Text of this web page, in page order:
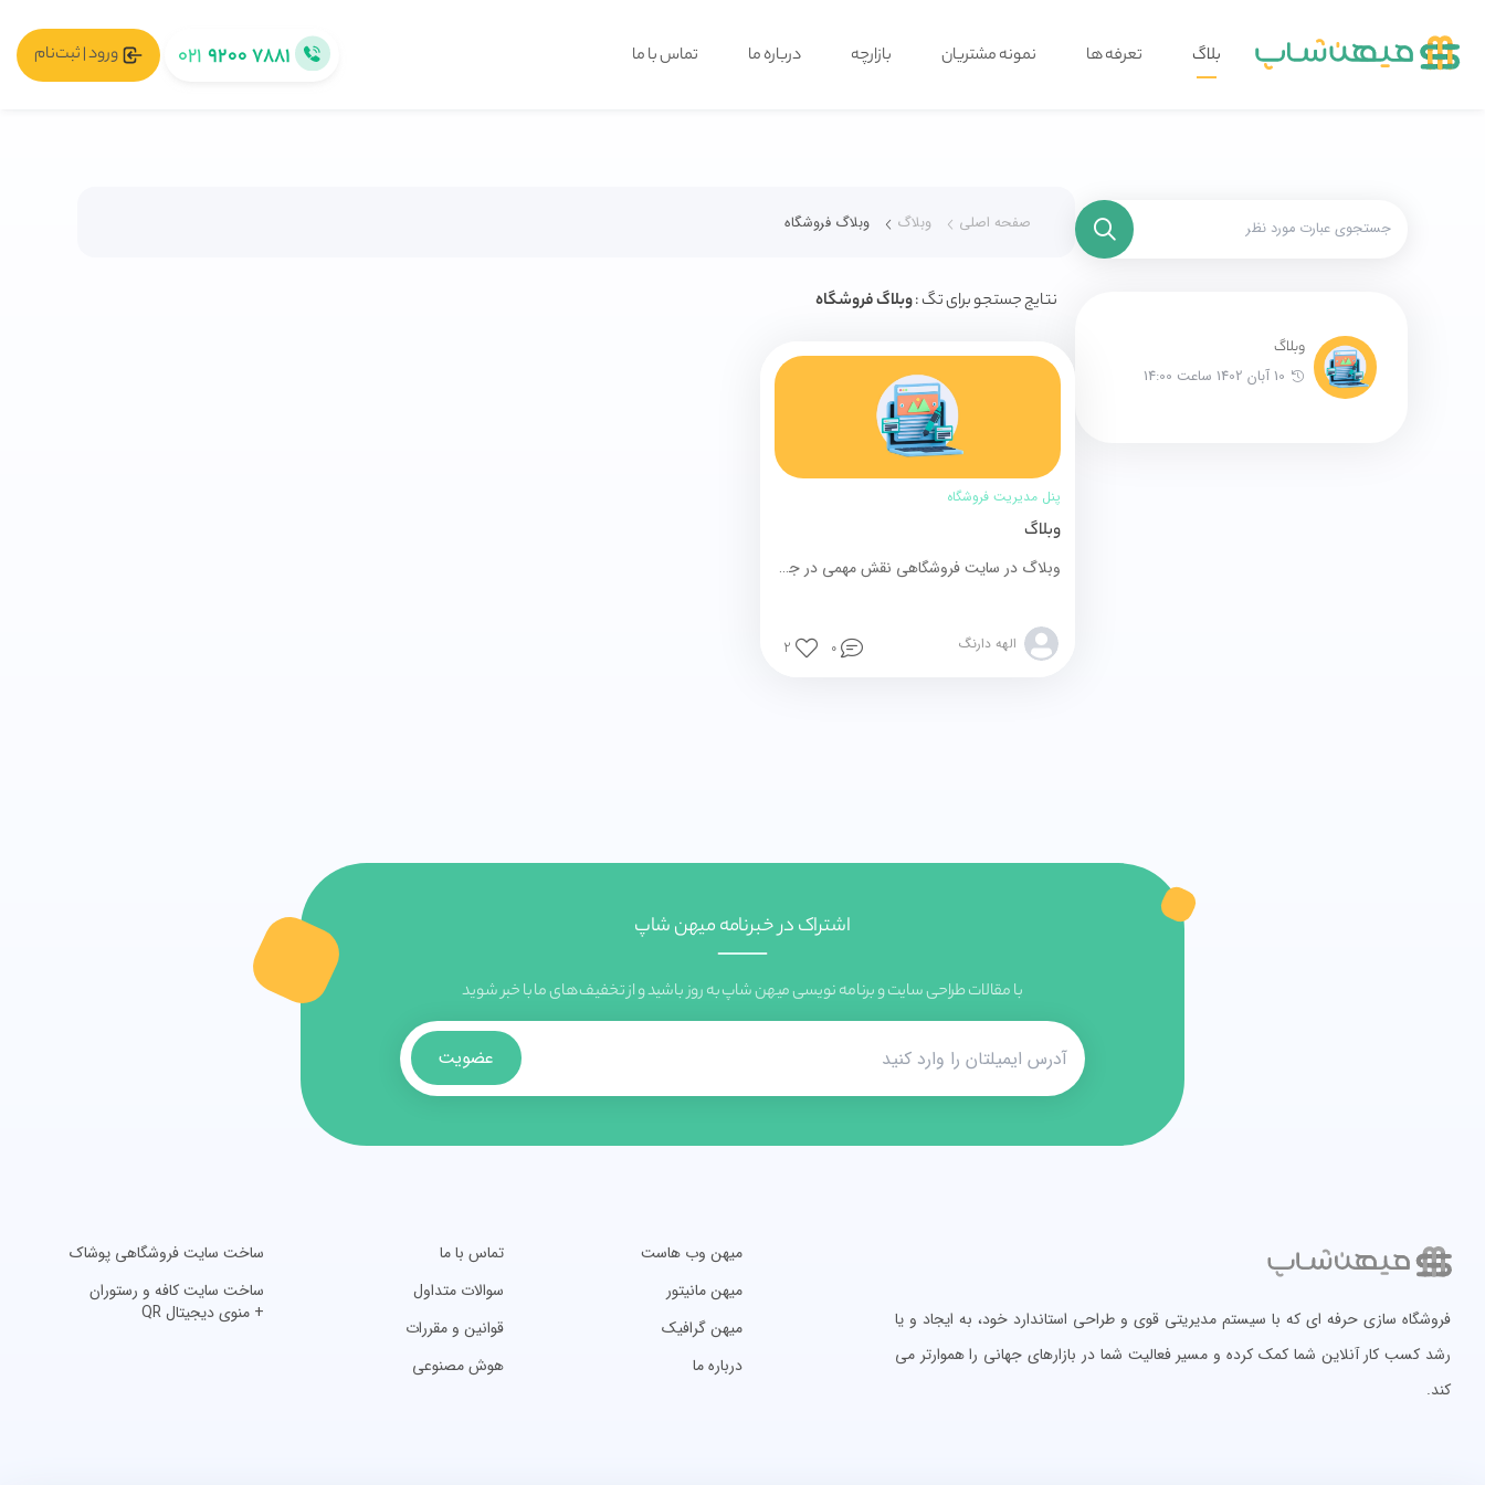
بلاگ تعرفه ها نمونه مشتریان بازارچه درباره ما تماس با ما ۰۲۱۹۲۰۰ ۷۸۸۱ ورود | ثبت‌نام
وبلاگ
10 آبان 1402 ساعت 14:00
صفحه اصلی وبلاگ وبلاگ فروشگاه
نتایج جستجو برای تگ :وبلاگ فروشگاه
پنل مدیریت فروشگاه
وبلاگ
وبلاگ در سایت فروشگاهی نقش مهمی در جذب مشتریان، ارتقاء جایگاه سایت در موتورهای جستجو و ارتباط با مشتریان دارد. با انتشار مقالات مرتبط با حوزه‌کاری خود و درباره محصولات و خدماتی که ارائه می‌دهید، می‌توانید به مشتریانتان در تصمیم‌گیری برای خرید بهتر کمک شایانی داشته باشید.
الهه دارنگ 0
2
اشتراک در خبرنامه میهن شاپ
با مقالات طراحی سایت و برنامه نویسی میهن شاپ به روز باشید و از تخفیف های ما با خبر شوید
عضویت
فروشگاه سازی حرفه ای که با سیستم مدیریتی قوی و طراحی استاندارد خود، به ایجاد و یا
رشد کسب کار آنلاین شما کمک کرده و مسیر فعالیت شما در بازارهای جهانی را هموارتر می
کند.
میهن وب هاست
میهن مانیتور
میهن گرافیک
درباره ما
تماس با ما
سوالات متداول
قوانین و مقررات
هوش مصنوعی
ساخت سایت فروشگاهی پوشاک
ساخت سایت کافه و رستوران
+ منوی دیجیتال QR